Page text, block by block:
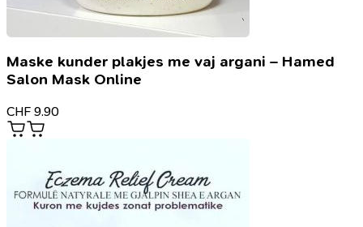
Maske kunder plakjes me vaj argani – Hamed
Salon Mask Online
CHF 9.90